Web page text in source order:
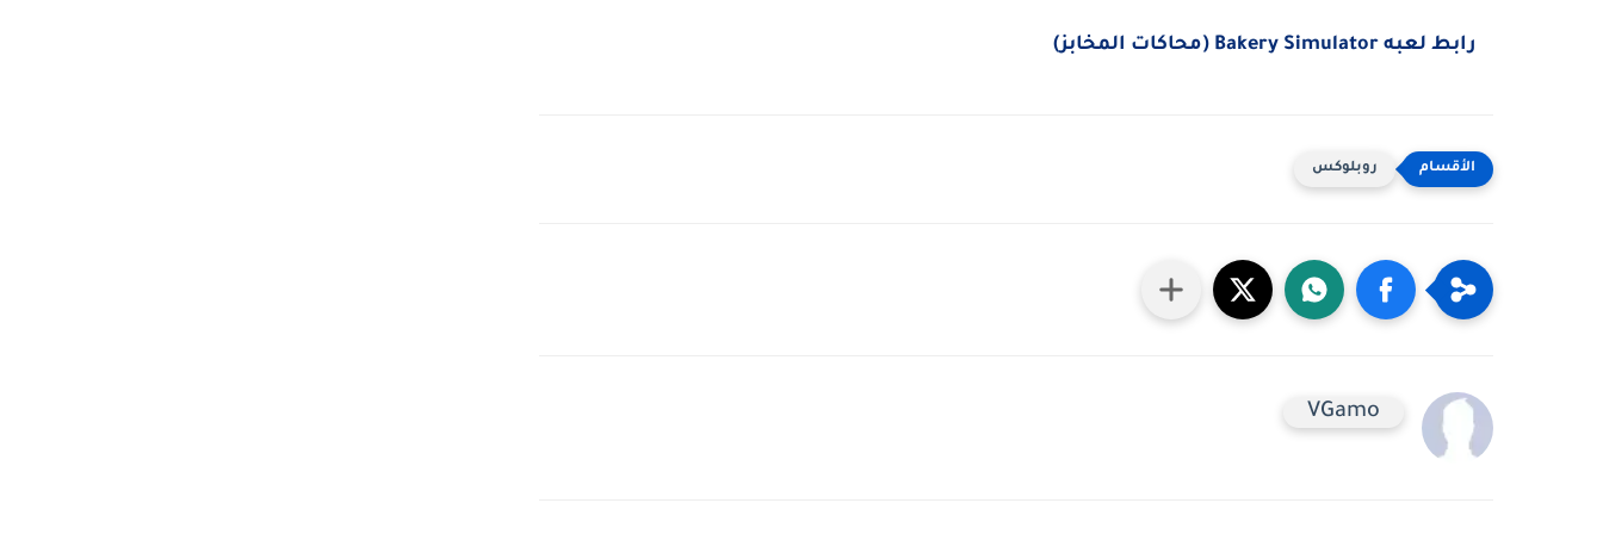
رابط لعبه Bakery Simulator (محاكات المخابز)
روبلوكس
VGamo